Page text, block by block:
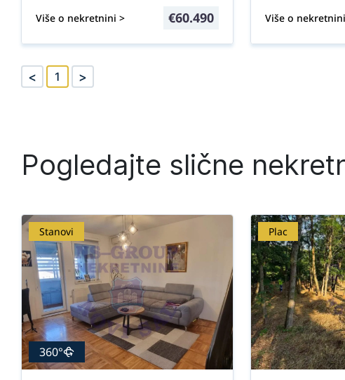
Više o nekretnini > €60.490 Više o
< 1 >
Pogledajte slične
Stanovi
360°
Plac